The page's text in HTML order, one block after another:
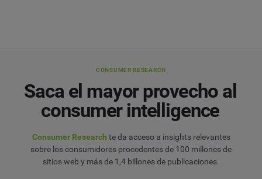
CONSUMER RESEARCH
Saca el mayor provecho al
consumer intelligence
Consumer Research te da acceso a insights relevantes
sobre los consumidores procedentes de 100 millones de
sitios web y más de 1,4 billones de publicaciones.